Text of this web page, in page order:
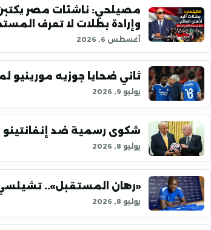
مصيلحي: ناشئات مصر يكتبن
وإرادة بطلات لا تعرف
أغسطس 6, 2026
ثاني ضحايا جوزيه مورينيو
يوليو 9, 2026
شكوى رسمية ضد إنفانتينو
يوليو 8, 2026
«رهان المستقبل»..
يوليو 8, 2026